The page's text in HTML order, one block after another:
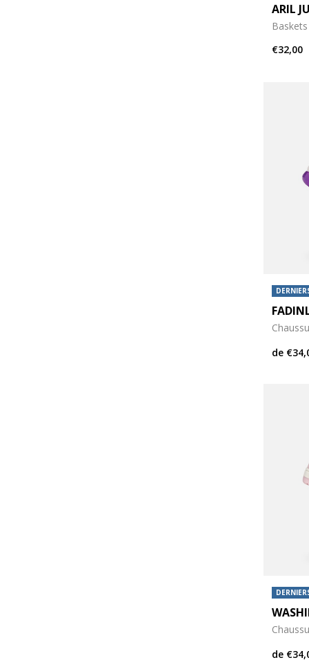
ARIL
€32,00
de
de